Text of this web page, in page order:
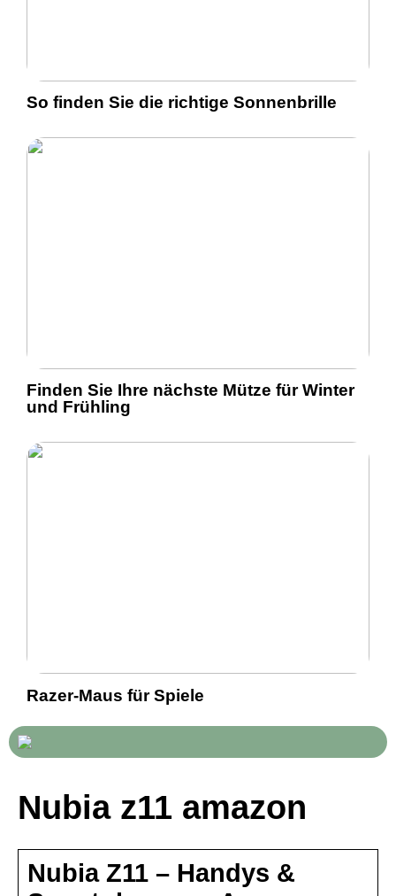
So finden Sie die richtige Sonnenbrille
Finden Sie Ihre nächste Mütze für Winter
und Frühling
Razer-Maus für Spiele
Nubia z11 amazon
Nubia Z11 – Handys &